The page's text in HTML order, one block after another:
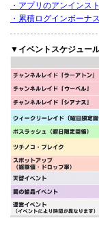
・アプリのアンインス
・累積ログインボーナ
▼イベントスケジュー